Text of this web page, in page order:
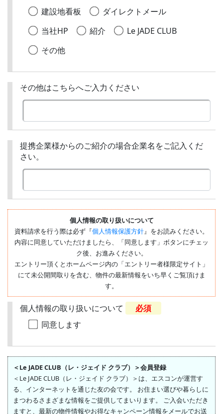
建設地看板
ダイレクトメール
当社HP
紹介
Le JADE CLUB
その他
その他はこちらへご入力ください
提携企業様からのご紹介の場合企業名をご記入くだ
さい。
個人情報の取り扱いについて
資料請求を行う際は必ず『個人情報保護方針』をお読みください。
内容に同意していただけましたら、「同意します」ボタンにチェッ
ク後、お進みください。
エントリー頂くとホームページ内の「エントリー者様限定サイト」
にて未公開間取りを含む、物件の最新情報をいち早くご覧頂けま
す。
個人情報の取り扱いについて
必須
同意します
＜Le JADE CLUB（レ・ジェイド クラブ）＞会員登録
＜Le JADE CLUB（レ・ジェイド クラブ）＞は、エスコンが運営す
る、インターネットを通じた友の会です。 お住まい選びや暮らしに
まつわるさまざまな情報をご提供してまいります。 ご入会いただき
ますと、最新の物件情報やお得なキャンペーン情報をメールでお送